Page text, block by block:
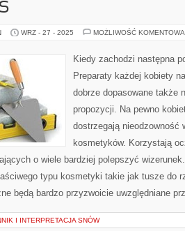
WRZ - 27 - 2025 MOŻLIWOŚĆ
Kiedy zachodzi następna
Preparaty każdej kobiety
dobrze dopasowane także
propozycji. Na pewno
dostrzegają
kosmetyków. Korzystają
o wiele bardziej polepszyć
typu kosmetyki takie jak tusze do
będą bardzo przyzwoicie uwzględniane
I INTERPRETACJA SNÓW